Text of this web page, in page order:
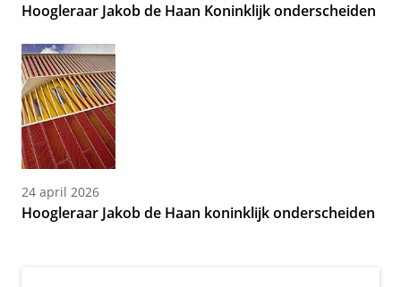
Hoogleraar Jakob de Haan Koninklijk onderscheiden
24 april 2026
Hoogleraar Jakob de Haan koninklijk onderscheiden